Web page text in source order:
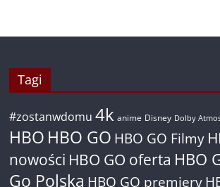
Tagi
#zostanwdomu 4k anime Disney Dolby
HBO HBO GO HBO GO Filmy
nowości HBO GO oferta HBO
Go Polska HBO GO premiery